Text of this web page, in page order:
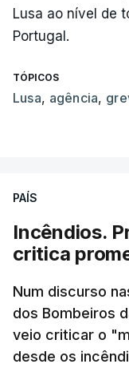
Lusa ao nível de
Portugal.
TÓPICOS
Lusa, agência,
PAÍS
Incêndios.
critica
Num discurso
dos Bombeiros
veio criticar o
desde os